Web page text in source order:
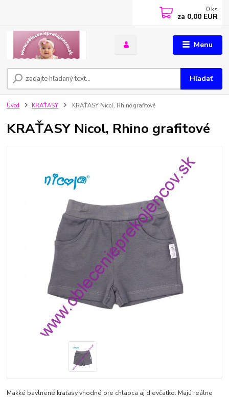
Menu
Hľadať
0 ks
za 0,00 EUR
Úvod KRAŤASY KRAŤASY Nicol, Rhino grafitové
KRAŤASY Nicol, Rhino grafitové
Mäkké bavlnené kraťasy vhodné pre chlapca aj dievčatko. Majú reálne